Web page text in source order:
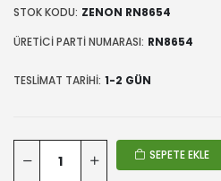
STOK KODU: ZENON RN8654
ÜRETICI PARTI NUMARASI: RN8654
TESLIMAT TARIHI: 1-2 GÜN
SEPETE EKLE